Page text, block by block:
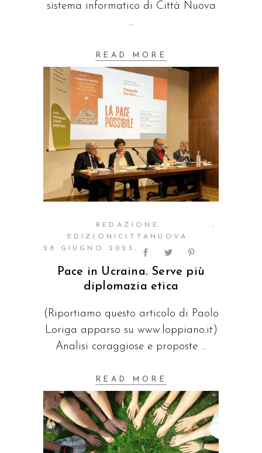
sistema informatico di Città Nuova
READ MORE
REDAZIONE
EDIZIONICITTANUOVA
28 GIUGNO 2023
Pace in Ucraina. Serve più
diplomazia etica
(Riportiamo questo articolo di Paolo
Loriga apparso su www.loppiano.it)
Analisi coraggiose e proposte
READ MORE